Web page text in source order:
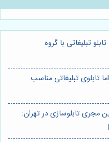
تبلیغاتی با گروه
تابلوی تبلیغاتی مناسب
مجری تابلوسازی در تهران: